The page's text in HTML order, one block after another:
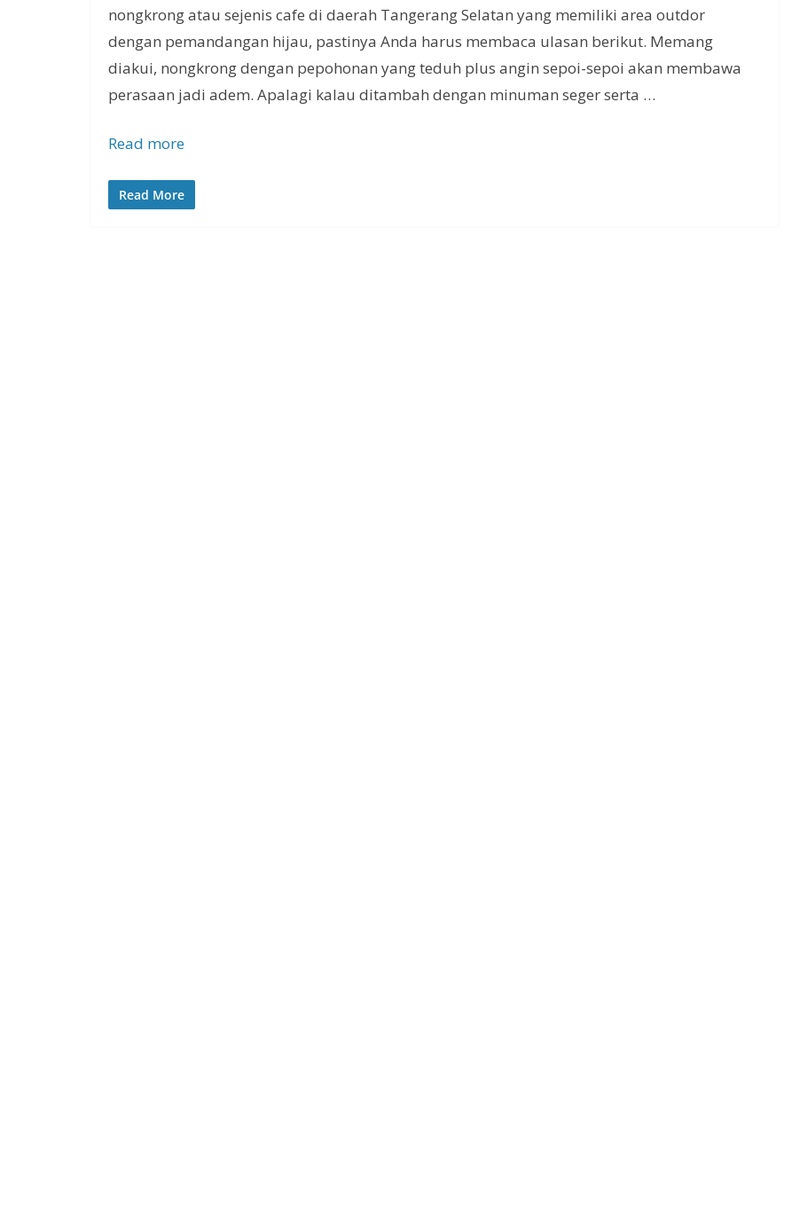
nongkrong atau sejenis cafe di daerah Tangerang Selatan yang memiliki area outdor
dengan pemandangan hijau, pastinya Anda harus membaca ulasan berikut. Memang
diakui, nongkrong dengan pepohonan yang teduh plus angin sepoi-sepoi akan membawa
perasaan jadi adem. Apalagi kalau ditambah dengan minuman seger serta …
Read more
Read More